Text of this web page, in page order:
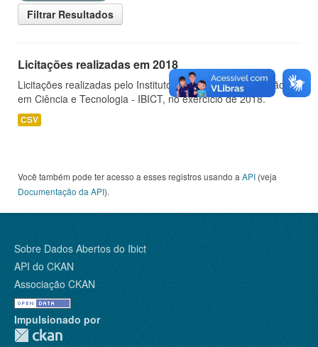
Filtrar Resultados
Licitações realizadas em 2018
Licitações realizadas pelo Instituto Brasileiro de Informação
em Ciência e Tecnologia - IBICT, no exercício de 2018.
CSV
Você também pode ter acesso a esses registros usando a API (veja
Documentação da API).
Sobre Dados Abertos do Ibict
API do CKAN
Associação CKAN
Impulsionado por